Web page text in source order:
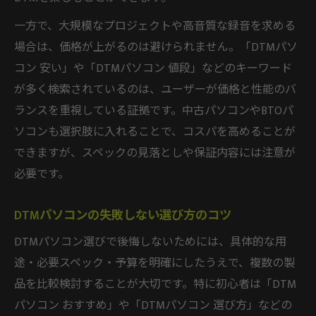
一方で、大規模なプロジェクトや高音質な録音を求める
場合は、価格が上がるのは避けられません。「DTMパソ
コン 安い」や「DTMパソコン 値段」などのキーワード
が多く検索されているのは、ユーザーが価格と性能のバ
ランスを重視している証拠です。中古パソコンやBTOパ
ソコンも選択肢に入れることで、コスパを高めることが
できますが、スペックの見落としや保証内容には注意が
必要です。
DTMパソコンの失敗しない選び方のコツ
DTMパソコン選びで後悔しないためには、具体的な用
途・必要スペック・予算を明確にしたうえで、複数の製
品を比較検討することが大切です。特に初心者は「DTM
パソコン おすすめ」や「DTMパソコン 選び方」などの